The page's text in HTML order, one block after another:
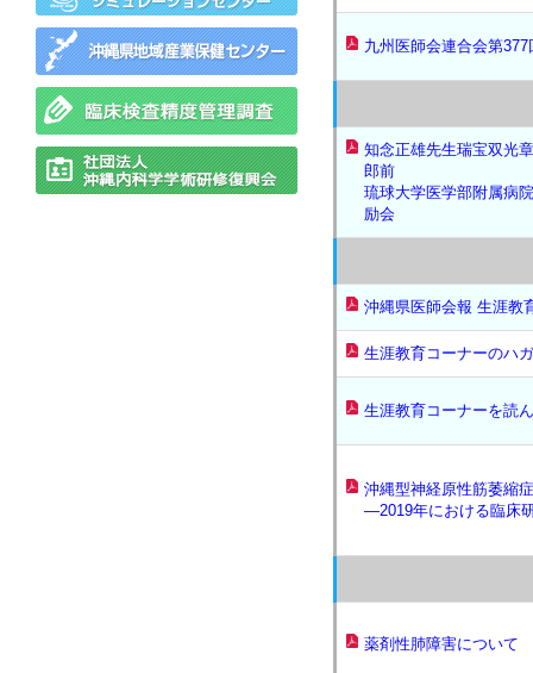
九州医師会連合会第
知念正雄先生瑞宝双光
郎前
琉球大学医学部附属病
励会
沖縄県医師会報 生涯教
生涯教育コーナーのハ
生涯教育コーナーを読
沖縄型神経原性筋萎縮
―2019年における臨床
薬剤性肺障害について